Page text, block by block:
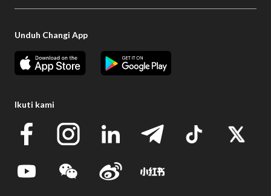
Unduh Changi App
Ikuti kami